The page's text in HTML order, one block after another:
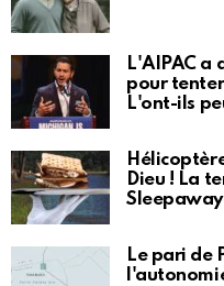
L'AIPAC a
pour
L'ont-ils
Dieu ! La
Le pari de